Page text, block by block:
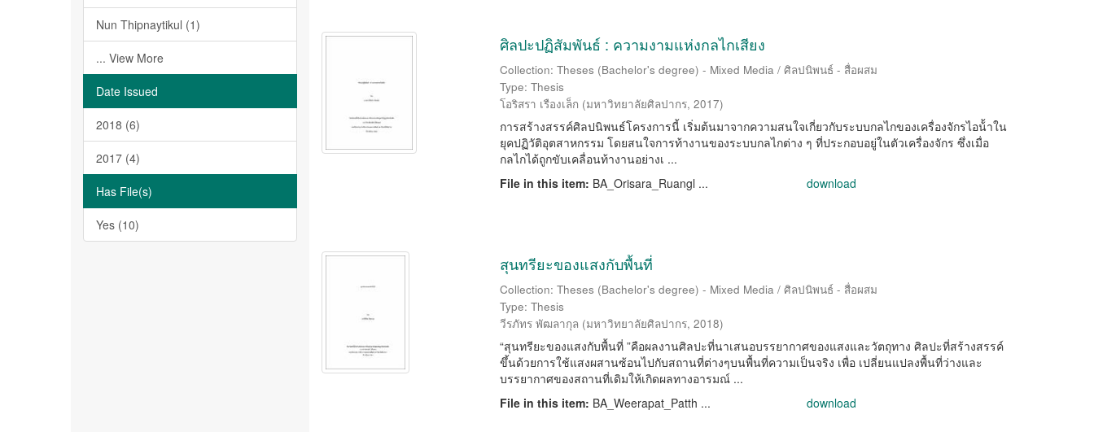
Nun Thipnaytikul (1)
... View More
Date Issued
2018 (6)
2017 (4)
Has File(s)
Yes (10)
ศิลปะปฏิสัมพันธ์ : ความงามแห่งกลไกเสียง
Collection: Theses (Bachelor's degree) - Mixed Media / ศิลปนิพนธ์ - สื่อผสม
Type: Thesis
โอริสรา เรืองเล็ก (มหาวิทยาลัยศิลปากร, 2017)
การสร้างสรรค์ศิลปนิพนธ์โครงการนี้ เริ่มต้นมาจากความสนใจเกี่ยวกับระบบกลไกของเครื่องจักรไอน้้าใน
ยุคปฏิวัติอุตสาหกรรม โดยสนใจการท้างานของระบบกลไกต่าง ๆ ที่ประกอบอยู่ในตัวเครื่องจักร ซึ่งเมื่อ
กลไกได้ถูกขับเคลื่อนท้างานอย่างเ ...
File in this item: BA_Orisara_Ruangl ... download
สุนทรียะของแสงกับพื้นที่
Collection: Theses (Bachelor's degree) - Mixed Media / ศิลปนิพนธ์ - สื่อผสม
Type: Thesis
วีรภัทร พัฒลากุล (มหาวิทยาลัยศิลปากร, 2018)
“สุนทรียะของแสงกับพื้นที่ ”คือผลงานศิลปะที่นาเสนอบรรยากาศของแสงและวัตถุทาง ศิลปะที่สร้างสรรค์
ขึ้นด้วยการใช้แสงผสานซ้อนไปกับสถานที่ต่างๆบนพื้นที่ความเป็นจริง เพื่อ เปลี่ยนแปลงพื้นที่ว่างและ
บรรยากาศของสถานที่เดิมให้เกิดผลทางอารมณ์ ...
File in this item: BA_Weerapat_Patth ... download